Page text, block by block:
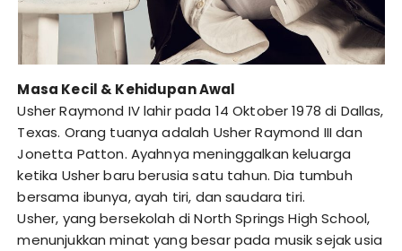
Masa Kecil & Kehidupan Awal
Usher Raymond IV lahir pada 14 Oktober 1978 di Dallas,
Texas. Orang tuanya adalah Usher Raymond III dan
Jonetta Patton. Ayahnya meninggalkan keluarga
ketika Usher baru berusia satu tahun. Dia tumbuh
bersama ibunya, ayah tiri, dan saudara tiri.
Usher, yang bersekolah di North Springs High School,
menunjukkan minat yang besar pada musik sejak usia